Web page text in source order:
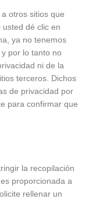
otros sitios que
dé clic en
ya no tenemos
por lo tanto no
ni de la
terceros. Dichos
de privacidad por
para confirmar que
la recopilación
proporcionada a
rellenar un